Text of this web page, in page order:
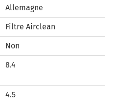
Allemagne
Filtre Airclean
Non
8.4
4.5